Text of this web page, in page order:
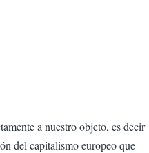
a nuestro objeto, es decir
del capitalismo europeo que